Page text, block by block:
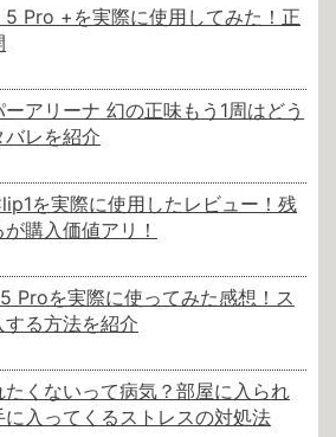
Pro +を実際に使用してみた！正
アリーナ 幻の正味もう1周はどう
レを紹介
を実際に使用したレビュー！残
購入価値アリ！
Proを実際に使ってみた感想！ス
る方法を紹介
くないって病気？部屋に入られ
入ってくるストレスの対処法